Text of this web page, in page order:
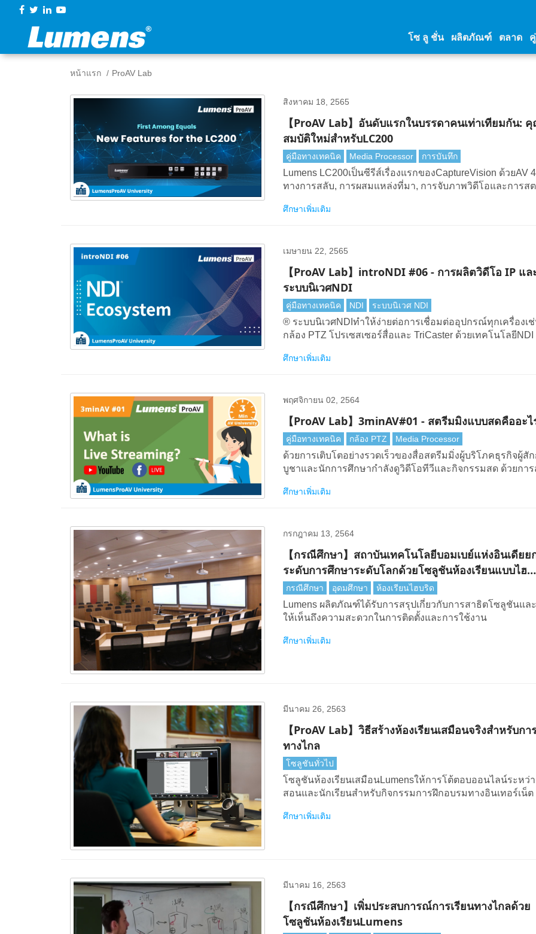
โซ ลู ชั่น ผลิตภัณฑ์ ตลาด
หน้าแรก ProAV Lab
สิงหาคม 18, 2565
【ProAV Lab】อันดับแรกในบรรดาคนเท่าเทียมกัน:
สมบัติใหม่สําหรับLC200
คู่มือทางเทคนิค Media Processor การบันทึก
Lumens LC200เป็นซีรีส์เรื่องแรกของCaptureVision ด้วยAV
ทางการสลับ, การผสมแหล่งที่มา, การจับภาพวิดีโอและการส
ความนิยมอย่างรวดเร็วจากมหาวิทยาลัยองค์กรภาครัฐและ บริ
ศึกษาเพิ่มเติม
เมษายน 22, 2565
【ProAV Lab】introNDI #06 - การผลิตวิดีโอ IP แล
ระบบนิเวศNDI
คู่มือทางเทคนิค NDI ระบบนิเวศ NDI
® ระบบนิเวศNDIทําให้ง่ายต่อการเชื่อมต่ออุปกรณ์ทุกเครื่องเ
กล้อง PTZ โปรเซสเซอร์สื่อและ TriCaster ด้วยเทคโนโลยี
และทําให้ขั้นตอนการผลิตวิดีโอของคุณง่ายขึ้น
ศึกษาเพิ่มเติม
พฤศจิกายน 02, 2564
【ProAV Lab】3minAV#01 - สตรีมมิงแบบสดคืออะไ
คู่มือทางเทคนิค กล้อง PTZ Media Processor
ด้วยการเติบโตอย่างรวดเร็วของสื่อสตรีมมิ่งผู้บริโภคธุรกิจผู้สัก
บูชาและนักการศึกษากําลังดูวิดีโอทีวีและกิจกรรมสด ด้วยการ
และคอมพิวเตอร์แทนที่จะต้องดาวน์โหลดหลังจากกิจกรรมเสร็
ศึกษาเพิ่มเติม
กรกฎาคม 13, 2564
【กรณีศึกษา】สถาบันเทคโนโลยีบอมเบย์แห่งอินเดียย
ระดับการศึกษาระดับโลกด้วยโซลูชันห้องเรียนแบบไฮ
บริดLumens
กรณีศึกษา อุดมศึกษา ห้องเรียนไฮบริด
Lumens ผลิตภัณฑ์ได้รับการสรุปเกี่ยวกับการสาธิตโซลูชันแล
ให้เห็นถึงความสะดวกในการติดตั้งและการใช้งาน
ศึกษาเพิ่มเติม
มีนาคม 26, 2563
【ProAV Lab】วิธีสร้างห้องเรียนเสมือนจริงสําหรับกา
ทางไกล
โซลูชันทั่วไป
โซลูชันห้องเรียนเสมือนLumensให้การโต้ตอบออนไลน์ระหว่า
สอนและนักเรียนสําหรับกิจกรรมการฝึกอบรมทางอินเทอร์เน็ต
ศึกษาเพิ่มเติม
มีนาคม 16, 2563
【กรณีศึกษา】เพิ่มประสบการณ์การเรียนทางไกลด้วย
โซลูชันห้องเรียนLumens